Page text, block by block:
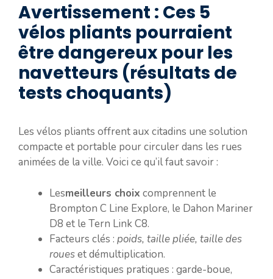
Avertissement : Ces 5
vélos pliants pourraient
être dangereux pour les
navetteurs (résultats de
tests choquants)
Les vélos pliants offrent aux citadins une solution
compacte et portable pour circuler dans les rues
animées de la ville. Voici ce qu’il faut savoir :
Lesmeilleurs choix comprennent le
Brompton C Line Explore, le Dahon Mariner
D8 et le Tern Link C8.
Facteurs clés : poids, taille pliée, taille des
roueset démultiplication.
Caractéristiques pratiques : garde-boue,